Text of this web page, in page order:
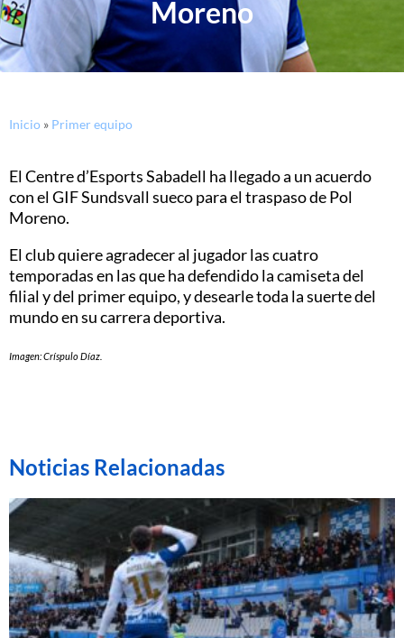
Moreno
Inicio » Primer equipo
El Centre d’Esports Sabadell ha llegado a un acuerdo
con el GIF Sundsvall sueco para el traspaso de Pol
Moreno.
El club quiere agradecer al jugador las cuatro
temporadas en las que ha defendido la camiseta del
filial y del primer equipo, y desearle toda la suerte del
mundo en su carrera deportiva.
Imagen: Críspulo Díaz.
Noticias Relacionadas